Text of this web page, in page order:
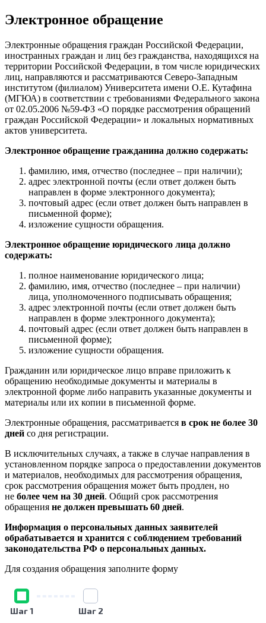
Электронное обращение
Электронные обращения граждан Российской Федерации,
иностранных граждан и лиц без гражданства, находящихся на
территории Российской Федерации, в том числе юридических
лиц, направляются и рассматриваются Северо-Западным
институтом (филиалом) Университета имени О.Е. Кутафина
(МГЮА) в соответствии с требованиями Федерального закона
от 02.05.2006 №59-ФЗ «О порядке рассмотрения обращений
граждан Российской Федерации» и локальных нормативных
актов университета.
Электронное обращение гражданина должно содержать:
фамилию, имя, отчество (последнее – при наличии);
адрес электронной почты (если ответ должен быть
направлен в форме электронного документа);
почтовый адрес (если ответ должен быть направлен в
письменной форме);
изложение сущности обращения.
Электронное обращение юридического лица должно
содержать:
полное наименование юридического лица;
фамилию, имя, отчество (последнее – при наличии)
лица, уполномоченного подписывать обращения;
адрес электронной почты (если ответ должен быть
направлен в форме электронного документа);
почтовый адрес (если ответ должен быть направлен в
письменной форме);
изложение сущности обращения.
Гражданин или юридическое лицо вправе приложить к
обращению необходимые документы и материалы в
электронной форме либо направить указанные документы и
материалы или их копии в письменной форме.
Электронные обращения, рассматривается в срок не более 30
дней со дня регистрации.
В исключительных случаях, а также в случае направления в
установленном порядке запроса о предоставлении документов
и материалов, необходимых для рассмотрения обращения,
срок рассмотрения обращения может быть продлен, но
не более чем на 30 дней. Общий срок рассмотрения
обращения не должен превышать 60 дней.
Информация о персональных данных заявителей
обрабатывается и хранится с соблюдением требований
законодательства РФ о персональных данных.
Для создания обращения заполните форму
Шаг 1
Шаг 2